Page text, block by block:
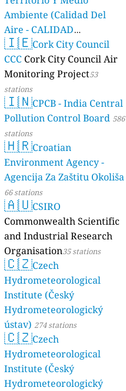
Ambiente (Calidad Del
Aire - CALIDAD
AMBIENTAL) 23 stations
🇮🇪Cork City Council
CCC Cork City Council Air
Monitoring Project53
stations
🇮🇳CPCB - India Central
Pollution Control Board 586
stations
🇭🇷Croatian
Environment Agency -
Agencija Za Zaštitu Okoliša
66 stations
🇦🇺CSIRO
Commonwealth Scientific
and Industrial Research
Organisation35 stations
🇨🇿Czech
Hydrometeorological
Institute (Český
Hydrometeorologický
ústav) 274 stations
🇨🇿Czech
Hydrometeorological
Institute (Český
Hydrometeorologický